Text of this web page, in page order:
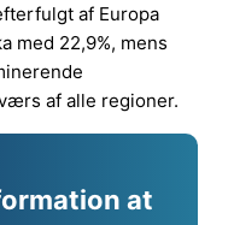
af Europa
med 22,9%, mens
af alle regioner.
at